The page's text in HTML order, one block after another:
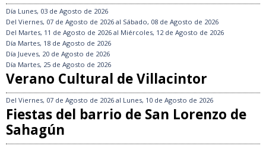
Día Lunes, 03 de Agosto de 2026
Del Viernes, 07 de Agosto de 2026 al Sábado, 08 de Agosto de 2026
Del Martes, 11 de Agosto de 2026 al Miércoles, 12 de Agosto de 2026
Día Martes, 18 de Agosto de 2026
Día Jueves, 20 de Agosto de 2026
Día Martes, 25 de Agosto de 2026
Verano Cultural de Villacintor
Del Viernes, 07 de Agosto de 2026 al Lunes, 10 de Agosto de 2026
Fiestas del barrio de San Lorenzo de
Sahagún